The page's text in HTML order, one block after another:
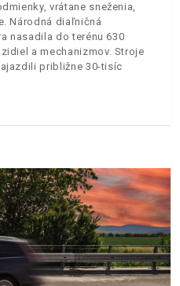
vrátane sneženia,
Národná diaľničná
nasadila do terénu 630
a mechanizmov. Stroje
približne 30-tisíc